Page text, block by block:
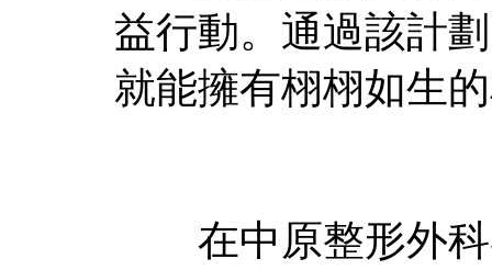
益行動。通過該計
就能擁有栩栩如生
在中原整形外科